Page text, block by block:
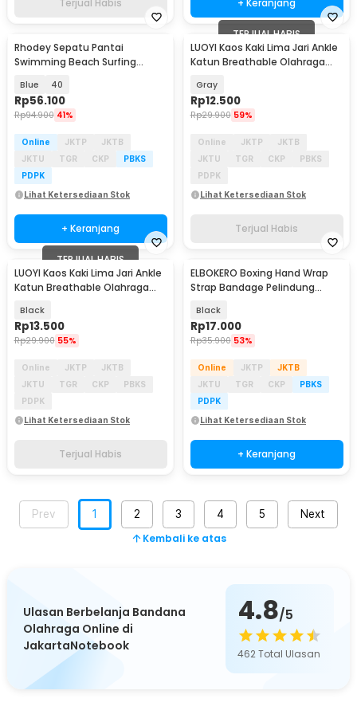
Rhodey Sepatu Pantai
Swimming Beach Surfing
Blue 40
Rp56.100
Rp94.900 41%
Online JKTP
JKTB
JKTU
TGR CKP
PBKS
PDPK
Lihat Ketersediaan Stok
+ Keranjang
TERJUAL HABIS
LUOYI Kaos Kaki Lima Jari Ankle
Katun Breathable Olahraga
Gray
Rp12.500
Rp29.900 59%
Online JKTP
JKTB
JKTU
TGR CKP
PBKS
PDPK
Lihat Ketersediaan Stok
Terjual Habis
TERJUAL HABIS
LUOYI Kaos Kaki Lima Jari Ankle
Katun Breathable Olahraga
Black
Rp13.500
Rp29.900 55%
Online JKTP
JKTB
JKTU
TGR CKP
PBKS
PDPK
Lihat Ketersediaan Stok
Terjual Habis
ELBOKERO Boxing Hand Wrap
Strap Bandage Pelindung
Black
Rp17.000
Rp35.900 53%
Online JKTP
JKTB
JKTU
TGR CKP
PBKS
PDPK
Lihat Ketersediaan Stok
+ Keranjang
Prev 1 2 3 4 5 Next
Kembali ke atas
Ulasan Berbelanja Bandana
Olahraga Online di
JakartaNotebook
4.8/5
462Total Ulasan